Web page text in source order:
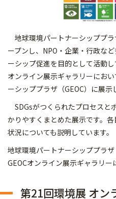
地球環境パートナーシッププ
ープンし、NPO・企業・行政な
ーシップ促進を目的として活動し
オンライン展示ギャラリーにお
ーシッププラザ（GEOC）に展示
SDGsがつくられたプロセスと
かりやすくまとめた展示です。
状況についても説明しています。
地球環境パートナーシッププラ
GEOCオンライン展示ギャラリー
第21回環境展 オン